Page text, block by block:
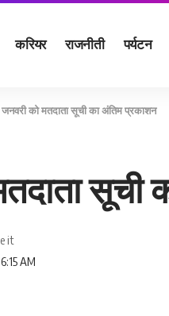
करियर राजनीती पर्यटन
को मतदाता सूची का अंतिम प्रकाशन
सूची
AM